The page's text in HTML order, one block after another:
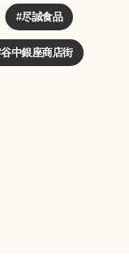
尽誠食品
谷中銀座商店街